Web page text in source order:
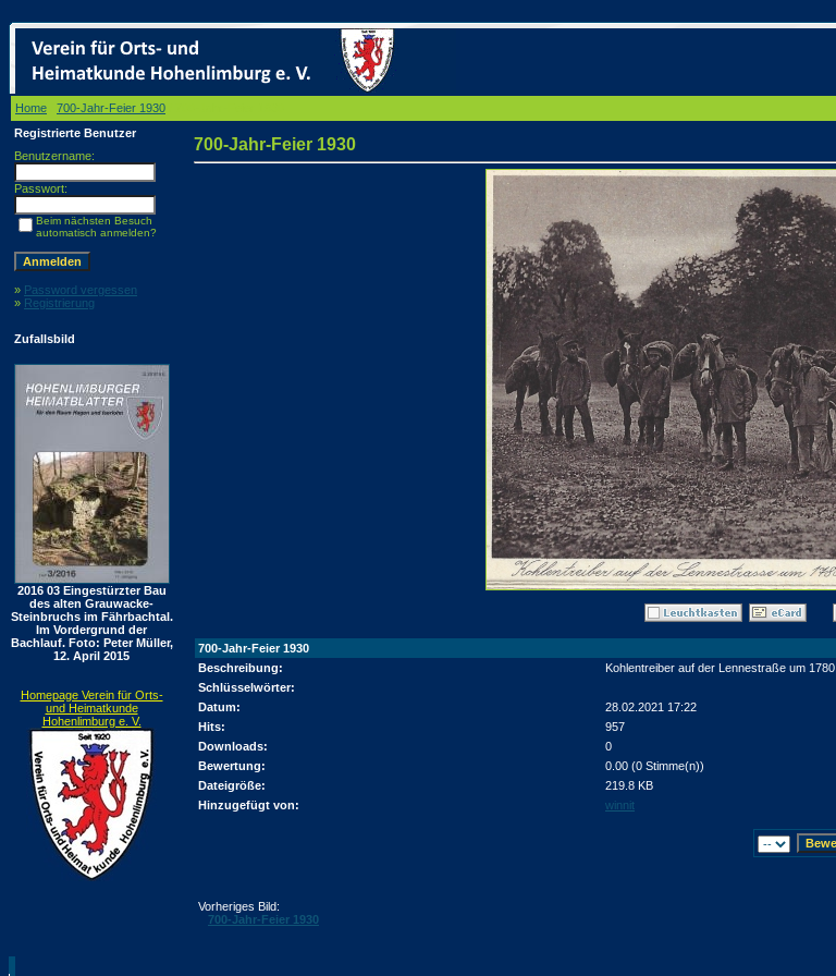
Home 700-Jahr-Feier 1930
Registrierte Benutzer
Benutzername:
Passwort:
Beim nächsten Besuch
automatisch anmelden?
» Password vergessen
» Registrierung
Zufallsbild
2016 03 Eingestürzter Bau
des alten Grauwacke-
Steinbruchs im Fährbachtal.
Im Vordergrund der
Bachlauf. Foto: Peter Müller,
12. April 2015
Homepage Verein für Orts-
und Heimatkunde
Hohenlimburg e. V.
700-Jahr-Feier 1930
700-Jahr-Feier 1930
Beschreibung:
Kohlentreiber auf der Lennestraße um 1780
Schlüsselwörter:
Datum:
28.02.2021 17:22
Hits:
957
Downloads:
0
Bewertung:
0.00 (0 Stimme(n))
Dateigröße:
219.8 KB
Hinzugefügt von:
winnit
Vorheriges Bild:
700-Jahr-Feier 1930